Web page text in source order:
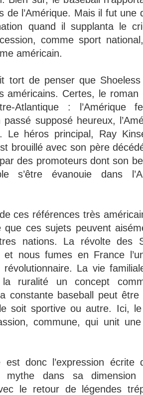
de l’Amérique. Mais il fut une
quand il supplanta le
comme sport
américain.
tort de penser que
américains. Certes, le roman
Atlantique : l’Amérique
passé supposé heureux,
Le héros principal, Ray
brouillé avec son père
des promoteurs dont son
s’être évanouie dans
ces références très
que ces sujets peuvent
nations. La révolte des
et nous fumes en France
révolutionnaire. La vie
la ruralité un concept
constante baseball peut
soit sportive ou autre. Ici,
commune, qui unit
est donc l’expression écrite
mythe dans sa dimension
le retour de légendes